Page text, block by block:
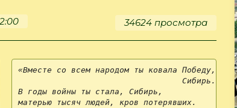
34624 просмотра
«Вместе со всем народом ты ковала Победу,
                                  Сибирь.
В годы войны ты стала, Сибирь,
матерью тысяч людей, кров потерявших.